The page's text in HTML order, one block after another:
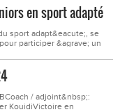
qui a permis
en sport adapté
sport adapt&eacute;, se
participer &agrave; un
pr&eacute;vus
d&eacute;butant).
/ adjoint&nbsp;:
KouidiVictoire en